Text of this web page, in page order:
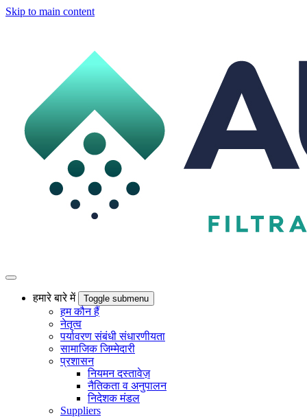
Skip to main content
हमारे बारे में Toggle submenu
हम कौन हैं
नेतृत्व
पर्यावरण संबंधी संधारणीयता
सामाजिक जिम्मेदारी
प्रशासन
नियमन दस्तावेज़
नैतिकता व अनुपालन
निदेशक मंडल
Suppliers